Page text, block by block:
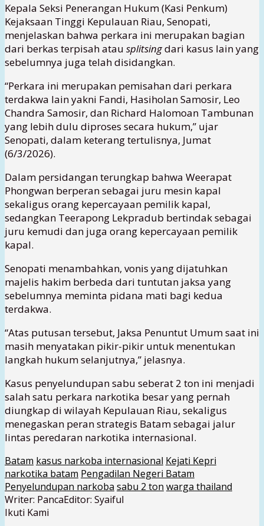
Kepala Seksi Penerangan Hukum (Kasi Penkum)
Kejaksaan Tinggi Kepulauan Riau, Senopati,
menjelaskan bahwa perkara ini merupakan bagian
dari berkas terpisah atau splitsingdari kasus lain yang
sebelumnya juga telah disidangkan.
“Perkara ini merupakan pemisahan dari perkara
terdakwa lain yakni Fandi, Hasiholan Samosir, Leo
Chandra Samosir, dan Richard Halomoan Tambunan
yang lebih dulu diproses secara hukum,” ujar
Senopati, dalam keterang tertulisnya, Jumat
(6/3/2026).
Dalam persidangan terungkap bahwa Weerapat
Phongwan berperan sebagai juru mesin kapal
sekaligus orang kepercayaan pemilik kapal,
sedangkan Teerapong Lekpradub bertindak sebagai
juru kemudi dan juga orang kepercayaan pemilik
kapal.
Senopati menambahkan, vonis yang dijatuhkan
majelis hakim berbeda dari tuntutan jaksa yang
sebelumnya meminta pidana mati bagi kedua
terdakwa.
“Atas putusan tersebut, Jaksa Penuntut Umum saat ini
masih menyatakan pikir-pikir untuk menentukan
langkah hukum selanjutnya,” jelasnya.
Kasus penyelundupan sabu seberat 2 ton ini menjadi
salah satu perkara narkotika besar yang pernah
diungkap di wilayah Kepulauan Riau, sekaligus
menegaskan peran strategis Batam sebagai jalur
lintas peredaran narkotika internasional.
Batam kasus narkoba internasional Kejati Kepri
narkotika batam Pengadilan Negeri Batam
Penyelundupan narkoba sabu 2 ton warga thailand
Writer: PancaEditor: Syaiful
Ikuti Kami